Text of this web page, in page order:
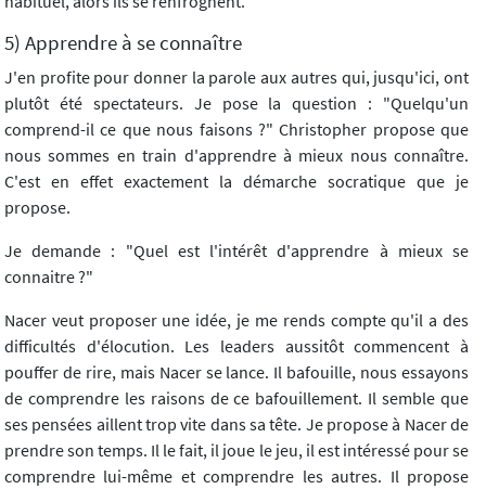
5) Apprendre à se connaître
J'en profite pour donner la parole aux autres qui, jusqu'ici, ont
plutôt été spectateurs. Je pose la question : "Quelqu'un
comprend-il ce que nous faisons ?" Christopher propose que
nous sommes en train d'apprendre à mieux nous connaître.
C'est en effet exactement la démarche socratique que je
propose.
Je demande : "Quel est l'intérêt d'apprendre à mieux se
connaitre ?"
Nacer veut proposer une idée, je me rends compte qu'il a des
difficultés d'élocution. Les leaders aussitôt commencent à
pouffer de rire, mais Nacer se lance. Il bafouille, nous essayons
de comprendre les raisons de ce bafouillement. Il semble que
ses pensées aillent trop vite dans sa tête. Je propose à Nacer de
prendre son temps. Il le fait, il joue le jeu, il est intéressé pour se
comprendre lui-même et comprendre les autres. Il propose